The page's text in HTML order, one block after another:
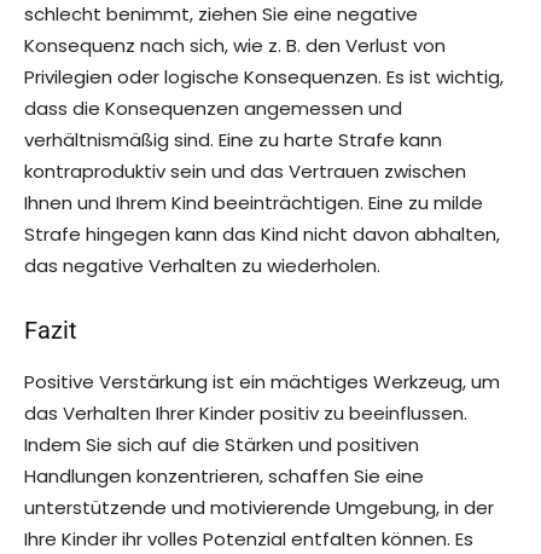
schlecht benimmt, ziehen Sie eine negative
Konsequenz nach sich, wie z. B. den Verlust von
Privilegien oder logische Konsequenzen. Es ist wichtig,
dass die Konsequenzen angemessen und
verhältnismäßig sind. Eine zu harte Strafe kann
kontraproduktiv sein und das Vertrauen zwischen
Ihnen und Ihrem Kind beeinträchtigen. Eine zu milde
Strafe hingegen kann das Kind nicht davon abhalten,
das negative Verhalten zu wiederholen.
Fazit
Positive Verstärkung ist ein mächtiges Werkzeug, um
das Verhalten Ihrer Kinder positiv zu beeinflussen.
Indem Sie sich auf die Stärken und positiven
Handlungen konzentrieren, schaffen Sie eine
unterstützende und motivierende Umgebung, in der
Ihre Kinder ihr volles Potenzial entfalten können. Es